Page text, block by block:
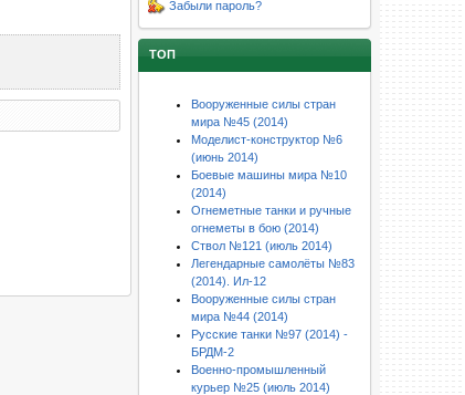
Забыли пароль?
ТОП
Вооруженные силы стран
мира №45 (2014)
Моделист-конструктор №6
(июнь 2014)
Боевые машины мира №10
(2014)
Огнеметные танки и ручные
огнеметы в бою (2014)
Ствол №121 (июль 2014)
Легендарные самолёты №83
(2014). Ил-12
Вооруженные силы стран
мира №44 (2014)
Русские танки №97 (2014) -
БРДМ-2
Военно-промышленный
курьер №25 (июль 2014)